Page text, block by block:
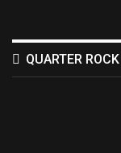
QUARTER